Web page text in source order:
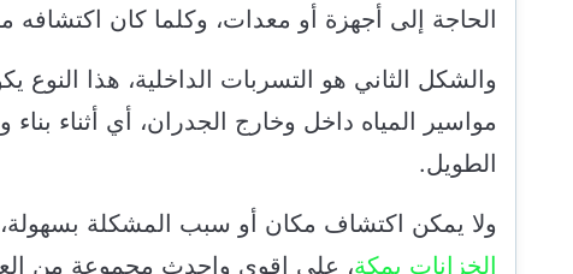
الحاجة إلى أجهزة أو معدات، وكلما كان اكتشافه
والشكل الثاني هو التسربات الداخلية، هذا
مواسير المياه داخل وخارج الجدران، أي أثناء
الطويل.
ولا يمكن اكتشاف مكان أو سبب المشكلة
الخزانات بمكة، على اقوى واحدث مجموعة من